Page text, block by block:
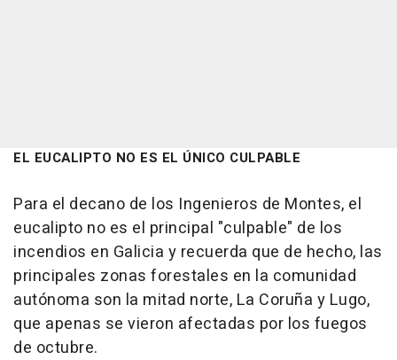
EL EUCALIPTO NO ES EL ÚNICO CULPABLE
Para el decano de los Ingenieros de Montes, el
eucalipto no es el principal "culpable" de los
incendios en Galicia y recuerda que de hecho, las
principales zonas forestales en la comunidad
autónoma son la mitad norte, La Coruña y Lugo,
que apenas se vieron afectadas por los fuegos
de octubre.